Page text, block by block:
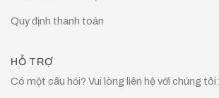
Quy định thanh toán
HỖ TRỢ
Có một câu hỏi? Vui lòng liên hệ với chúng tôi: